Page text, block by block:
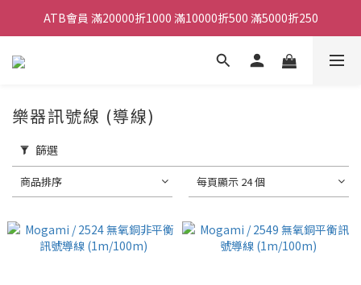
ATB會員 滿20000折1000 滿10000折500 滿5000折250
ATB會員 滿20000折1000 滿10000折500 滿5000折250
全館滿490元免運
ATB會員 滿20000折1000 滿10000折500 滿5000折250
樂器訊號線 (導線)
篩選
商品排序 每頁顯示 24 個